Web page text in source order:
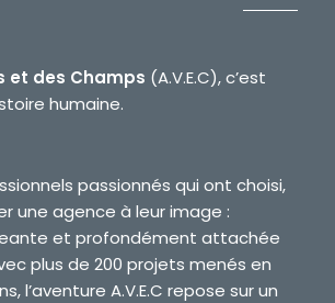
et des Champs (A.V.E.C), c’est
humaine.
passionnés qui ont choisi,
une agence à leur image :
et profondément attachée
plus de 200 projets menés en
l’aventure A.V.E.C repose sur un